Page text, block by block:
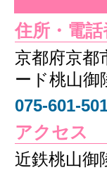
住所・電話
京都府京都
ード桃山御
075-601-
アクセス
近鉄桃山御